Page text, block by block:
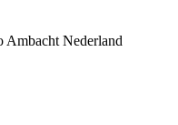
Nederland